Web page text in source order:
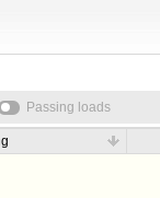
Passing loads